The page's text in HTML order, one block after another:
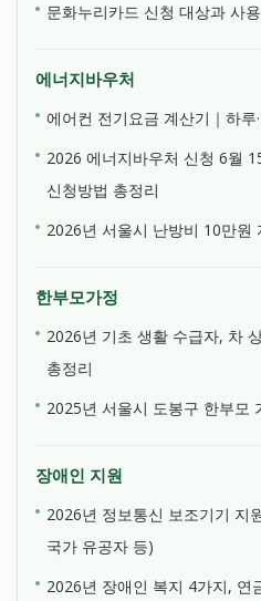
문화누리카드 신청 대상과 사
에너지바우처
에어컨 전기요금 계산기｜하
2026 에너지바우처 신청 6월
신청방법 총정리
2026년 서울시 난방비 10만원
한부모가정
2026년 기초 생활 수급자, 차
총정리
2025년 서울시 도봉구 한부모
장애인 지원
2026년 정보통신 보조기기 지
국가 유공자 등)
2026년 장애인 복지 4가지, 연